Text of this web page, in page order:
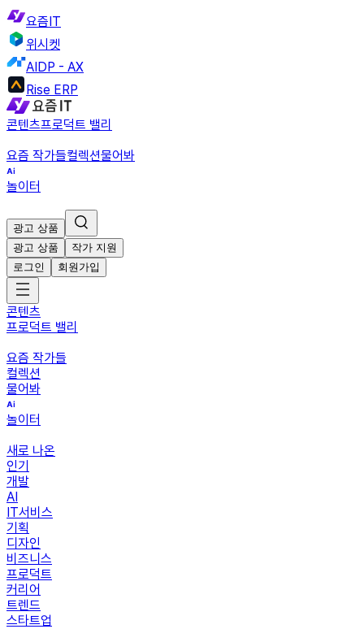
요즘IT
위시켓
AIDP - AX
Rise ERP
콘텐츠프로덕트 밸리
요즘 작가들컬렉션물어봐
놀이터
광고 상품
광고 상품
작가 지원
로그인
회원가입
콘텐츠
프로덕트 밸리
요즘 작가들
컬렉션
물어봐
놀이터
새로 나온
인기
개발
AI
IT서비스
기획
디자인
비즈니스
프로덕트
커리어
트렌드
스타트업